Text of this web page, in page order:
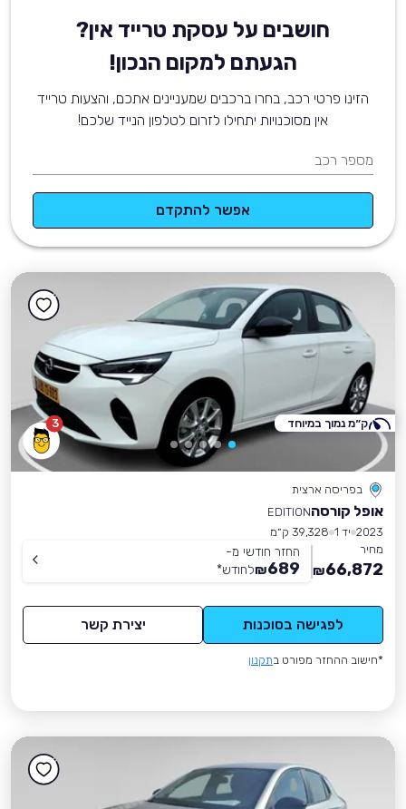
חושבים על עסקת טרייד אין?
הגעתם למקום הנכון!
הזינו פרטי רכב, בחרו ברכבים שמעניינים אתכם, והצעות טרייד
אין מסוכנויות יתחילו לזרום לטלפון הנייד שלכם!
מספר רכב
אפשר להתקדם
3
בפריסה ארצית
אופל קורסהEDITION
2023 יד 1
39,328 ק״מ
מחיר
66,872
₪
החזר חודשי מ-
689
₪לחודש*
לפגישה בסוכנות יצירת קשר
*חישוב ההחזר מפורט בתקנון
ק״מ נמוך במיוחד